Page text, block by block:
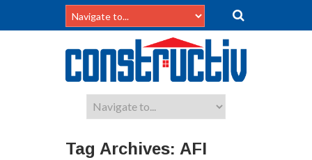
Tag Archives: AFI